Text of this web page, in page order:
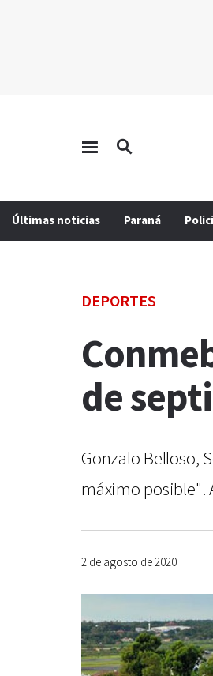
Últimas noticias Paraná
DEPORTES
de
Gonzalo Belloso,
máximo posible".
2 de agosto de 2020